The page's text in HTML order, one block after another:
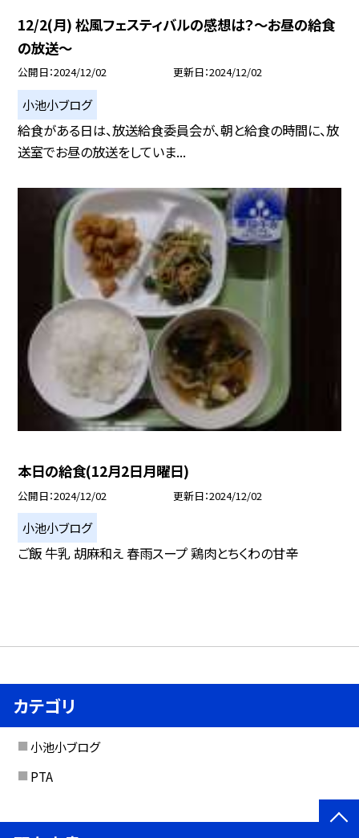
12/2(月) 松風フェスティバルの感想は？〜お昼の給食
の放送〜
公開日 2024/12/02 更新日 2024/12/02
小池小ブログ
給食がある日は、放送給食委員会が、朝と給食の時間に、放
送室でお昼の放送をしていま...
本日の給食(12月2日月曜日)
公開日 2024/12/02 更新日 2024/12/02
小池小ブログ
ご飯 牛乳 胡麻和え 春雨スープ 鶏肉とちくわの甘辛
カテゴリ
小池小ブログ
PTA